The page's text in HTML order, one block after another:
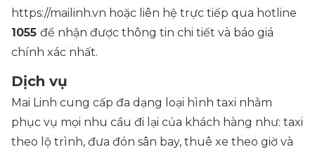
https://mailinh.vn hoặc liên hệ trực tiếp qua hotline
1055 để nhận được thông tin chi tiết và báo giá
chính xác nhất.
Dịch vụ
Mai Linh cung cấp đa dạng loại hình taxi nhằm
phục vụ mọi nhu cầu đi lại của khách hàng như: taxi
theo lộ trình, đưa đón sân bay, thuê xe theo giờ và